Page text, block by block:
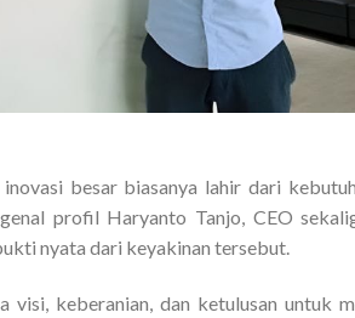
besar biasanya lahir dari
profil Haryanto Tanjo, CEO
nyata dari keyakinan tersebut.
visi, keberanian, dan ketulusan untuk